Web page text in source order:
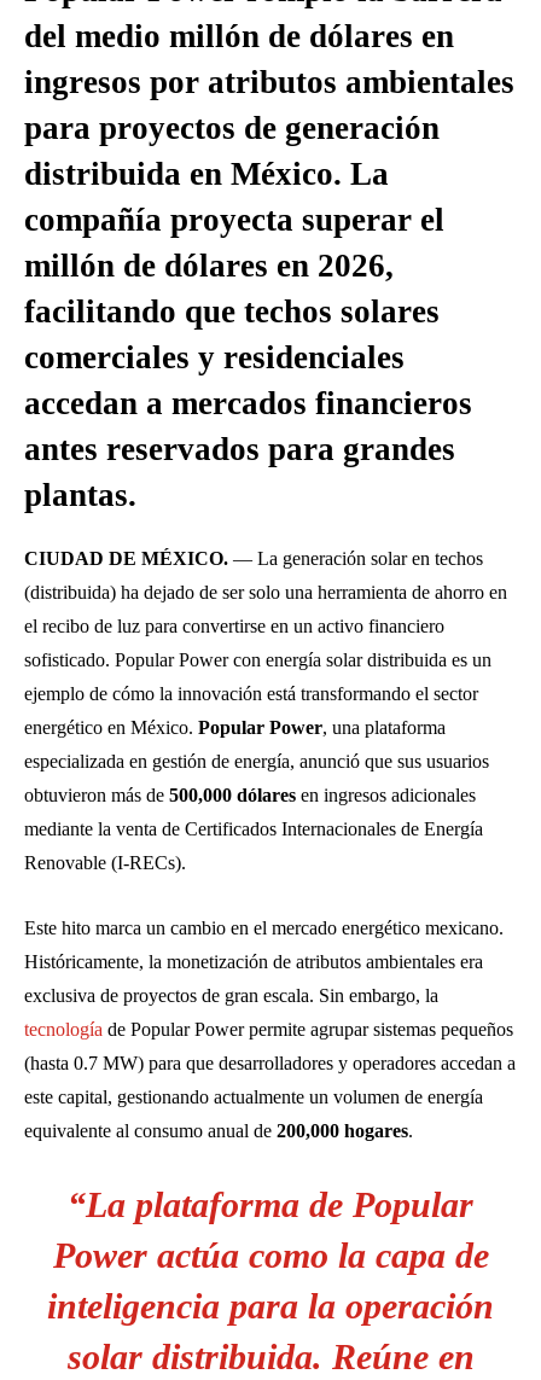
del medio millón de dólares en
ingresos por atributos ambientales
para proyectos de generación
distribuida en México. La
compañía proyecta superar el
millón de dólares en 2026,
facilitando que techos solares
comerciales y residenciales
accedan a mercados financieros
antes reservados para grandes
plantas.
CIUDAD DE MÉXICO. — La generación solar en techos
(distribuida) ha dejado de ser solo una herramienta de ahorro en
el recibo de luz para convertirse en un activo financiero
sofisticado. Popular Power con energía solar distribuida es un
ejemplo de cómo la innovación está transformando el sector
energético en México. Popular Power, una plataforma
especializada en gestión de energía, anunció que sus usuarios
obtuvieron más de 500,000 dólares en ingresos adicionales
mediante la venta de Certificados Internacionales de Energía
Renovable (I-RECs).
Este hito marca un cambio en el mercado energético mexicano.
Históricamente, la monetización de atributos ambientales era
exclusiva de proyectos de gran escala. Sin embargo, la
tecnología de Popular Power permite agrupar sistemas pequeños
(hasta 0.7 MW) para que desarrolladores y operadores accedan a
este capital, gestionando actualmente un volumen de energía
equivalente al consumo anual de 200,000 hogares.
“La plataforma de Popular
Power actúa como la capa de
inteligencia para la operación
solar distribuida. Reúne en